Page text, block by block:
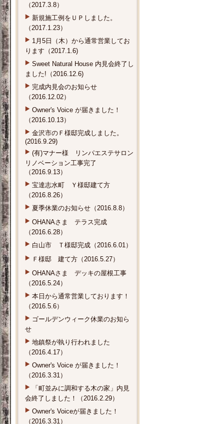
（2017.3.8）
新規施工例をＵＰしました。
（2017.1.23）
1月5日（木）から通常営業してお
ります（2017.1.6)
Sweet Natural House 内見会終了し
ました!（2016.12.6)
完成内見会のお知らせ
（2016.12.02）
Owner's Voice が届きました！
（2016.10.13）
金沢市のＦ様邸完成しました。
(2016.9.29)
(有)マナー様 リンパエステサロン
リノベーション工事完了
（2016.9.13）
宝達志水町 Ｙ様邸建て方
（2016.8.26）
夏季休業のお知らせ（2016.8.8）
OHANAさま テラス完成
（2016.6.28）
白山市 Ｔ様邸完成（2016.6.01）
Ｆ様邸 建て方（2016.5.27）
OHANAさま デッキの屋根工事
（2016.5.24）
本日から通常営業しております！
（2016.5.6）
ゴールデンウィーク休業のお知ら
せ
地鎮祭が執り行われました
（2016.4.17）
Owner's Voice が届きました！
（2016.3.31）
「町並みに調和する木の家」内見
会終了しました！（2016.2.29）
Owner's Voiceが届きました！
（2016.3.31）